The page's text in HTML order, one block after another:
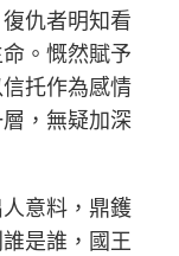
仇者明知看
。慨然賦予
托作為感情
，無疑加深
意料，鼎鑊
是誰，國王